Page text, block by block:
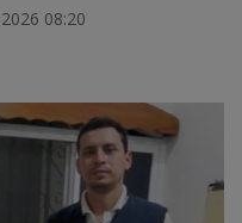
08:20